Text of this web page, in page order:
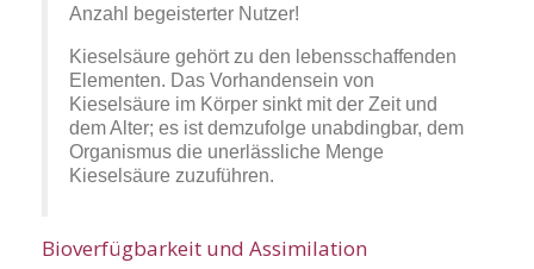
Anzahl begeisterter Nutzer!
Kieselsäure gehört zu den lebensschaffenden
Elementen. Das Vorhandensein von
Kieselsäure im Körper sinkt mit der Zeit und
dem Alter; es ist demzufolge unabdingbar, dem
Organismus die unerlässliche Menge
Kieselsäure zuzuführen.
Bioverfügbarkeit und Assimilation